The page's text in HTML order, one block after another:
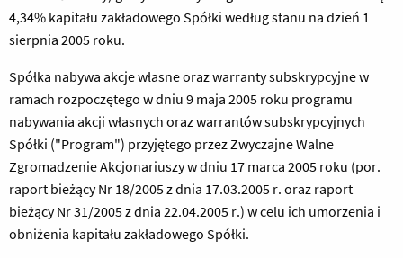
4,34% kapitału zakładowego Spółki według stanu na dzień 1
sierpnia 2005 roku.
Spółka nabywa akcje własne oraz warranty subskrypcyjne w
ramach rozpoczętego w dniu 9 maja 2005 roku programu
nabywania akcji własnych oraz warrantów subskrypcyjnych
Spółki ("Program") przyjętego przez Zwyczajne Walne
Zgromadzenie Akcjonariuszy w dniu 17 marca 2005 roku (por.
raport bieżący Nr 18/2005 z dnia 17.03.2005 r. oraz raport
bieżący Nr 31/2005 z dnia 22.04.2005 r.) w celu ich umorzenia i
obniżenia kapitału zakładowego Spółki.